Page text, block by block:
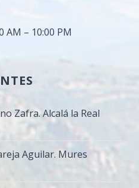
AM – 10:00 PM
Zafra. Alcalá la Real
Aguilar. Mures